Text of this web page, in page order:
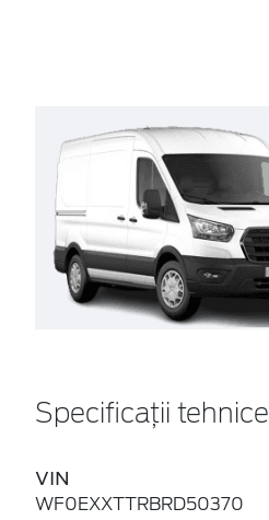
Specificații tehnice
VIN
WF0EXXTTRBRD50370